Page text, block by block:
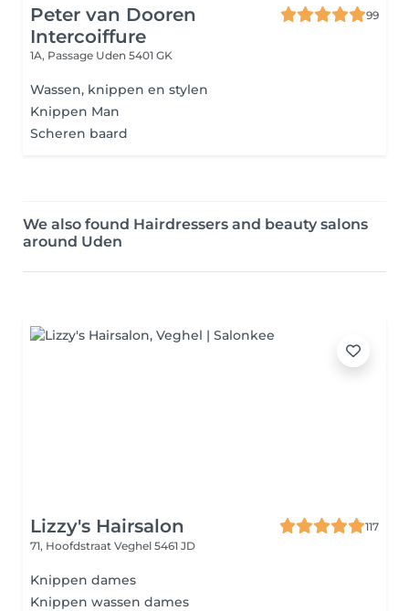
Peter van Dooren
Intercoiffure
99
1A, Passage Uden 5401 GK
Wassen, knippen en stylen
Knippen Man
Scheren baard
We also found Hairdressers and beauty salons
around Uden
Lizzy's Hairsalon
117
71, Hoofdstraat Veghel 5461 JD
Knippen dames
Knippen wassen dames